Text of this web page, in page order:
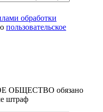
обработки
пользовательское
ОБЩЕСТВО обязано
штраф